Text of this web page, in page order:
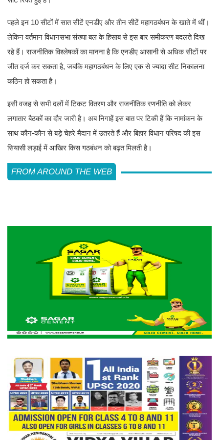
पहले इन 10 सीटों में सात सीटें एनडीए और तीन सीटें महागठबंधन के खाते में थीं।
लेकिन वर्तमान विधानसभा संख्या बल के हिसाब से इस बार समीकरण बदलते दिख
रहे हैं। राजनीतिक विश्लेषकों का मानना है कि एनडीए आसानी से अधिक सीटों पर
जीत दर्ज कर सकता है, जबकि महागठबंधन के लिए एक से ज्यादा सीट निकालना
कठिन हो सकता है।
इसी वजह से सभी दलों में टिकट वितरण और राजनीतिक रणनीति को लेकर
लगातार बैठकों का दौर जारी है। अब निगाहें इस बात पर टिकी हैं कि नामांकन के
साथ कौन-कौन से बड़े चेहरे मैदान में उतरते हैं और बिहार विधान परिषद की इस
सियासी लड़ाई में आखिर किस गठबंधन को बढ़त मिलती है।
FROM AROUND THE WEB